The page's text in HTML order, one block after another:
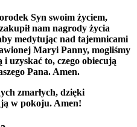
Syn swoim życiem,
nam nagrody życia
medytując nad tajemnicami
Maryi Panny, mogliśmy
uzyskać to, czego obiecują
Pana. Amen.
zmarłych, dzięki
w pokoju. Amen!